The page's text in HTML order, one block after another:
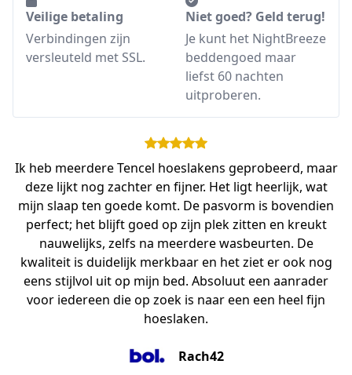
Veilige betaling
Verbindingen zijn
versleuteld met SSL.
Niet goed? Geld terug!
Je kunt het NightBreeze
beddengoed maar
liefst 60 nachten
uitproberen.
Ik heb meerdere Tencel hoeslakens geprobeerd, maar
deze lijkt nog zachter en fijner. Het ligt heerlijk, wat
mijn slaap ten goede komt. De pasvorm is bovendien
perfect; het blijft goed op zijn plek zitten en kreukt
nauwelijks, zelfs na meerdere wasbeurten. De
kwaliteit is duidelijk merkbaar en het ziet er ook nog
eens stijlvol uit op mijn bed. Absoluut een aanrader
voor iedereen die op zoek is naar een een heel fijn
hoeslaken.
Rach42